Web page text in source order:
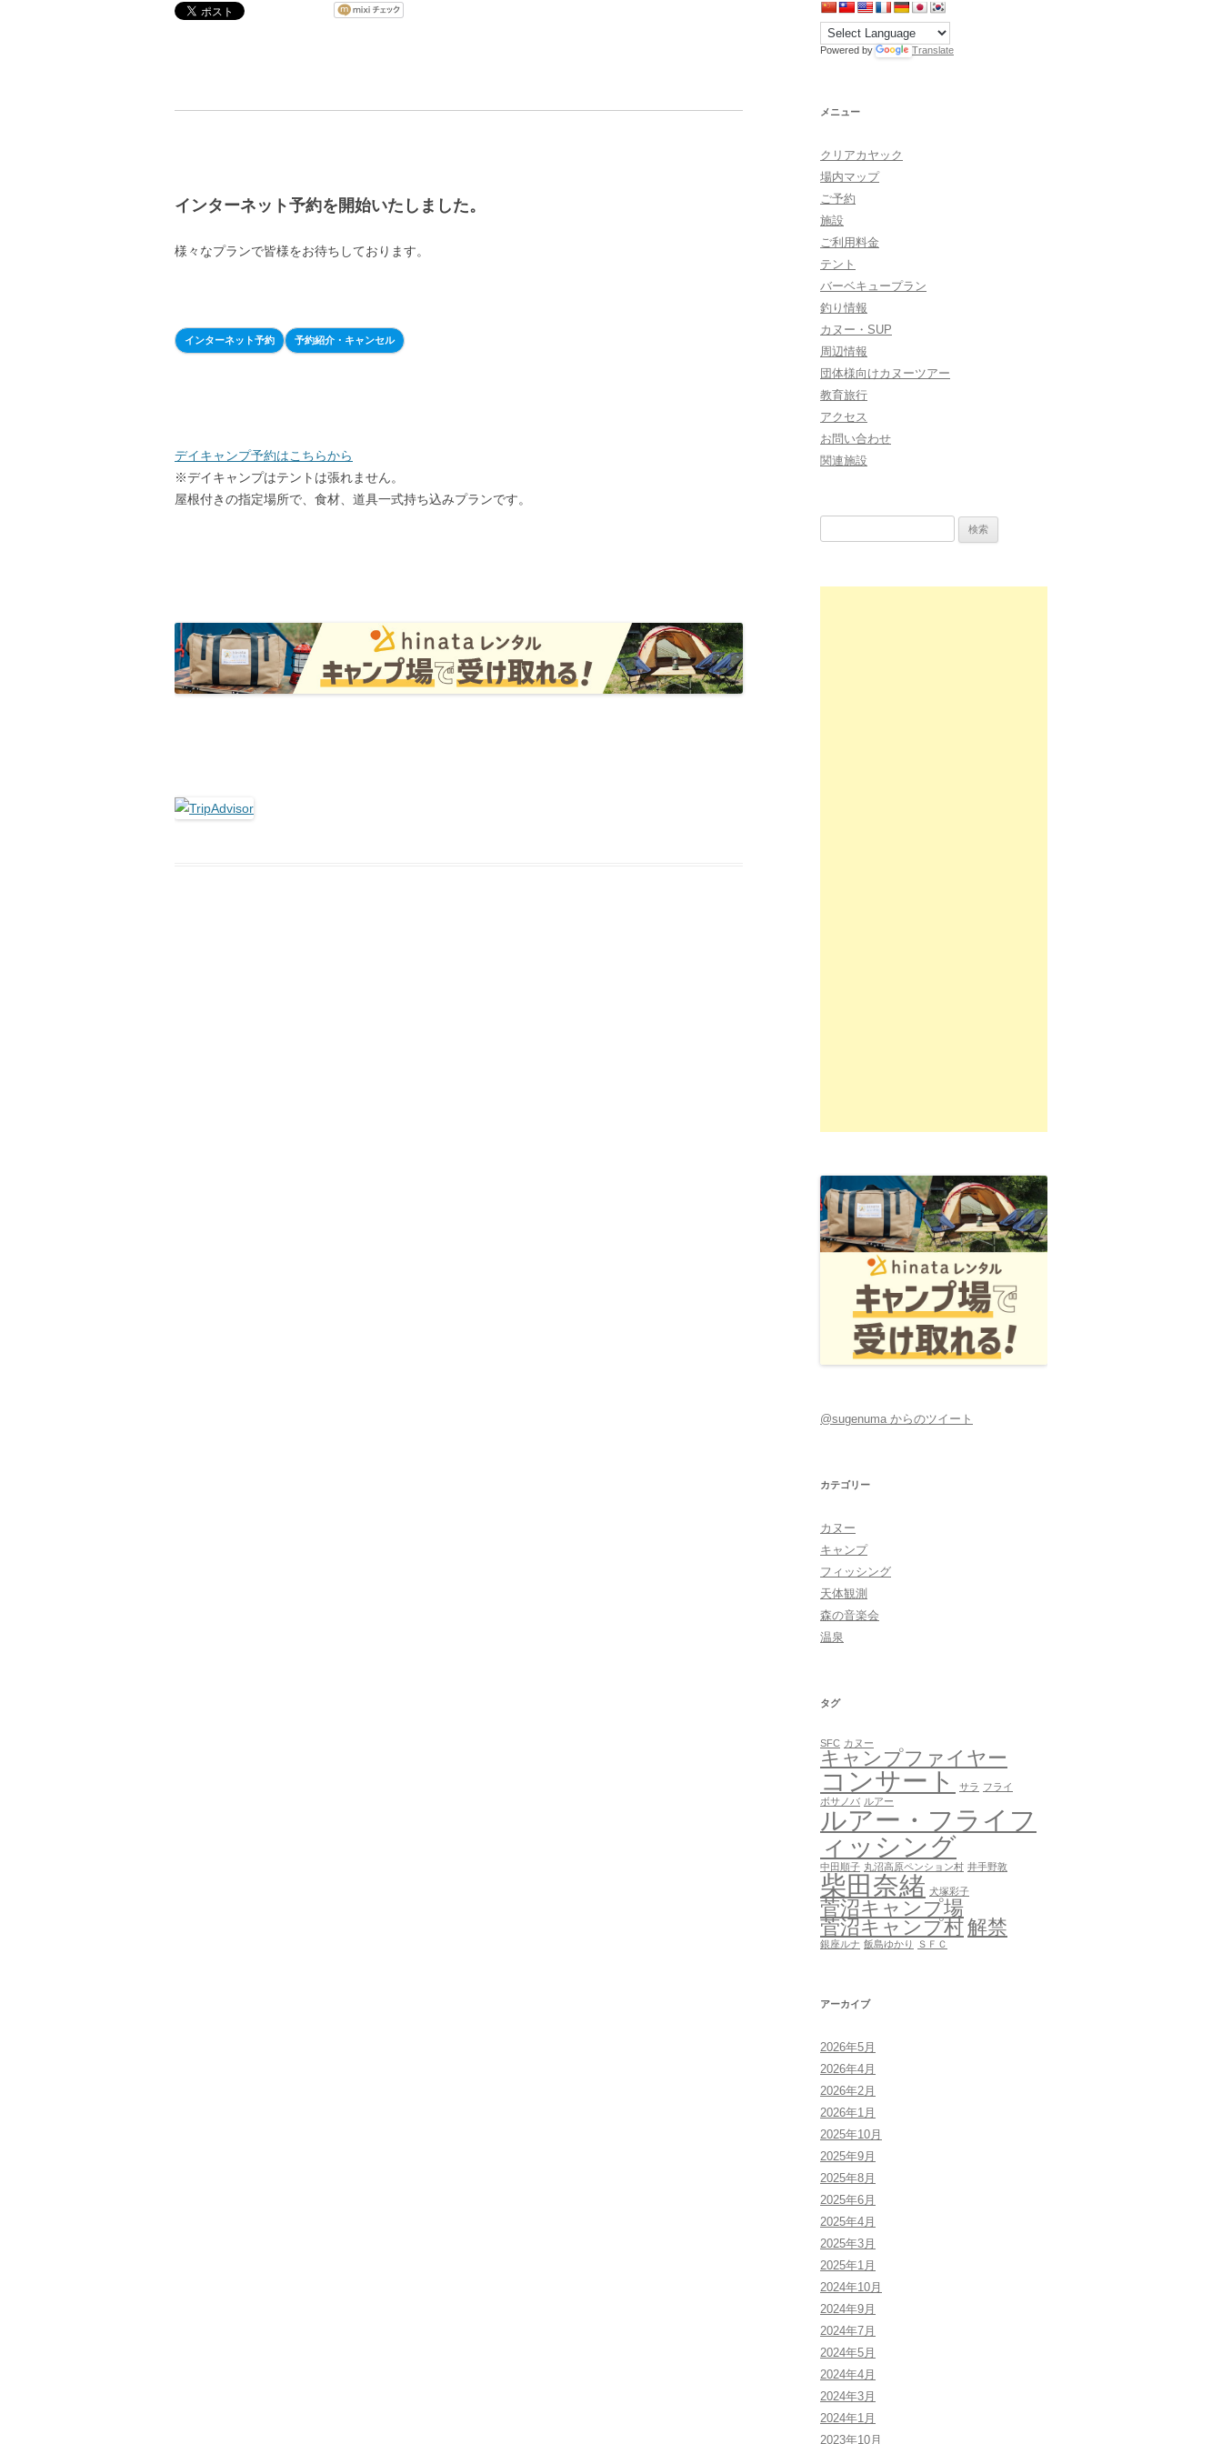
インターネット予約を開始いたしました。
様々なプランで皆様をお待ちしております。
インターネット予約 予約紹介・キャンセル
デイキャンプ予約はこちらから
※デイキャンプはテントは張れません。
屋根付きの指定場所で、食材、道具一式持ち込みプランです。
Powered by Translate
メニュー
クリアカヤック
場内マップ
ご予約
施設
ご利用料金
テント
バーベキュープラン
釣り情報
カヌー・SUP
周辺情報
団体様向けカヌーツアー
教育旅行
アクセス
お問い合わせ
関連施設
@sugenuma からのツイート
カテゴリー
カヌー
キャンプ
フィッシング
天体観測
森の音楽会
温泉
タグ
SFC カヌー
キャンプファイヤー
コンサート サラ フライ
ボサノバ ルアー
ルアー・フライフ
ィッシング
中田順子 丸沼高原ペンション村 井手野敦
柴田奈緒 犬塚彩子
菅沼キャンプ場
菅沼キャンプ村解禁
銀座ルナ 飯島ゆかり ＳＦＣ
アーカイブ
2026年5月
2026年4月
2026年2月
2026年1月
2025年10月
2025年9月
2025年8月
2025年6月
2025年4月
2025年3月
2025年1月
2024年10月
2024年9月
2024年7月
2024年5月
2024年4月
2024年3月
2024年1月
2023年10月